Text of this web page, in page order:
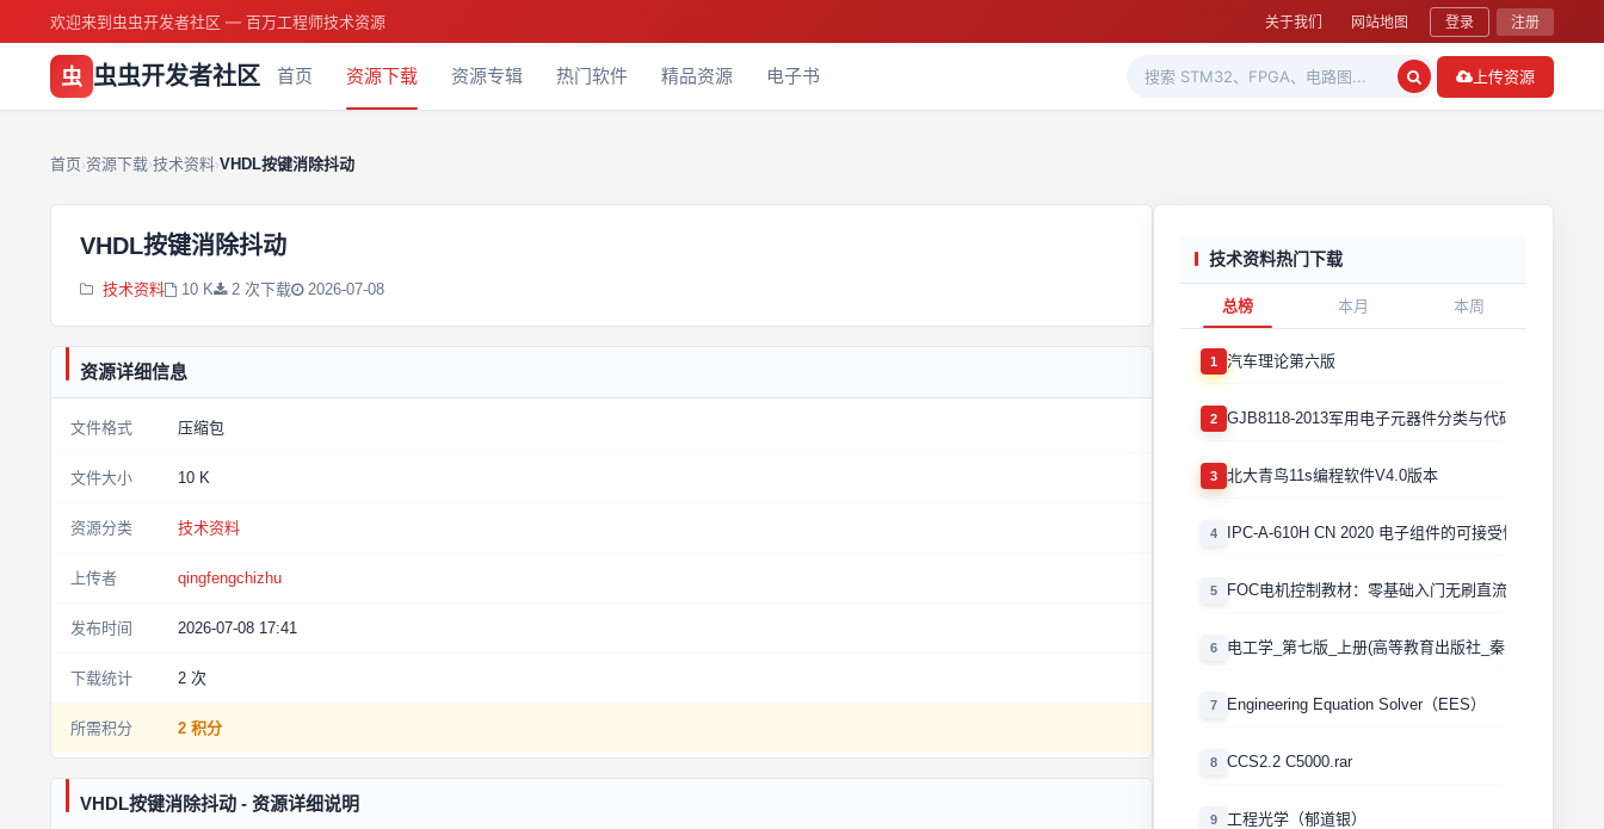
欢迎来到虫虫开发者社区 — 百万工程师技术资源 关于我们 网站地图 登录 注册
虫 虫虫开发者社区 首页 资源下载 资源专辑 热门软件 精品资源 电子书 上传资源
首页›资源下载›技术资料›VHDL按键消除抖动
VHDL按键消除抖动
技术资料 10 K 2 次下载 2026-07-08
资源详细信息
文件格式 压缩包
文件大小 10 K
资源分类 技术资料
上传者 qingfengchizhu
发布时间 2026-07-08 17:41
下载统计 2 次
所需积分 2 积分
VHDL按键消除抖动 - 资源详细说明
技术资料热门下载
总榜 本月 本周
1 汽车理论第六版
2 GJB8118-2013军用电子元器件分类与代码
3 北大青鸟11s编程软件V4.0版本
4 IPC-A-610H CN 2020 电子组件的可接受性国际验收标
5 FOC电机控制教材：零基础入门无刷直流电机矢量控
6 电工学_第七版_上册(高等教育出版社_秦曾煌版)
7 Engineering Equation Solver（EES）
8 CCS2.2 C5000.rar
9 工程光学（郁道银）